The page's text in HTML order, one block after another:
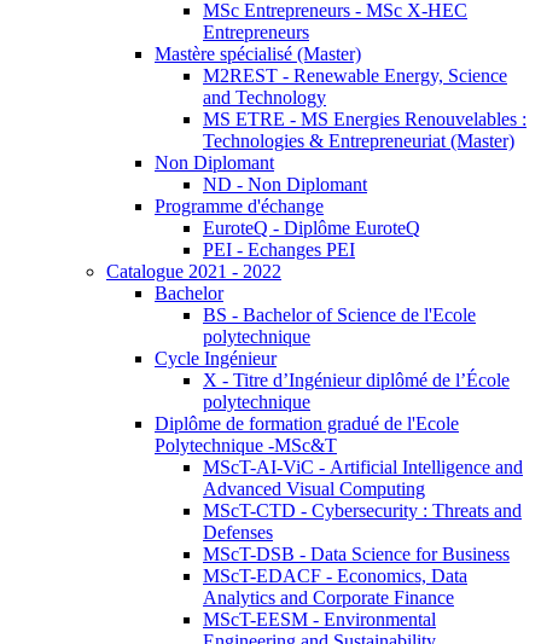
MSc Entrepreneurs - MSc X-HEC
Entrepreneurs
Mastère spécialisé (Master)
M2REST - Renewable Energy, Science
and Technology
MS ETRE - MS Energies Renouvelables :
Technologies & Entrepreneuriat (Master)
Non Diplomant
ND - Non Diplomant
Programme d'échange
EuroteQ - Diplôme EuroteQ
PEI - Echanges PEI
Catalogue 2021 - 2022
Bachelor
BS - Bachelor of Science de l'Ecole
polytechnique
Cycle Ingénieur
X - Titre d’Ingénieur diplômé de l’École
polytechnique
Diplôme de formation gradué de l'Ecole
Polytechnique -MSc&T
MScT-AI-ViC - Artificial Intelligence and
Advanced Visual Computing
MScT-CTD - Cybersecurity : Threats and
Defenses
MScT-DSB - Data Science for Business
MScT-EDACF - Economics, Data
Analytics and Corporate Finance
MScT-EESM - Environmental